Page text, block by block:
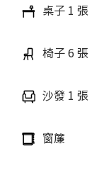
桌子 1 張
椅子 6 張
沙發 1 張
窗簾